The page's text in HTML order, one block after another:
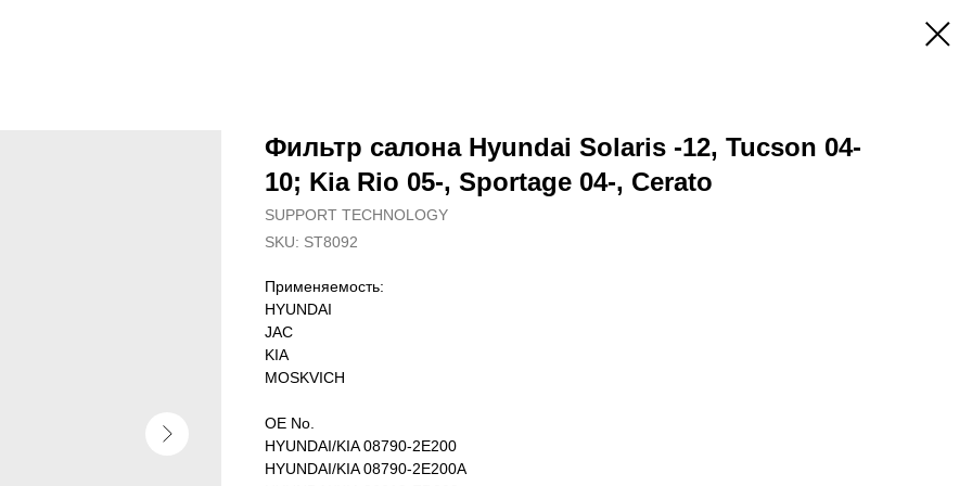
Фильтр салона Hyundai Solaris -12, Tucson 04-
10; Kia Rio 05-, Sportage 04-, Cerato
SUPPORT TECHNOLOGY
SKU: ST8092
Применяемость:
HYUNDAI
JAC
KIA
MOSKVICH
OE No.
HYUNDAI/KIA 08790-2E200
HYUNDAI/KIA 08790-2E200A